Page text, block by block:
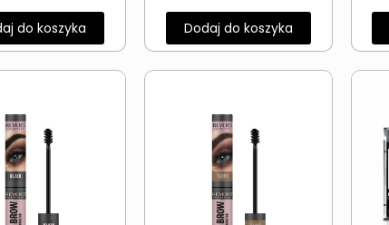
do koszyka Dodaj do koszyka